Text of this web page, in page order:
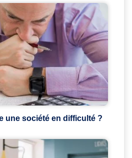
une société en difficulté ?